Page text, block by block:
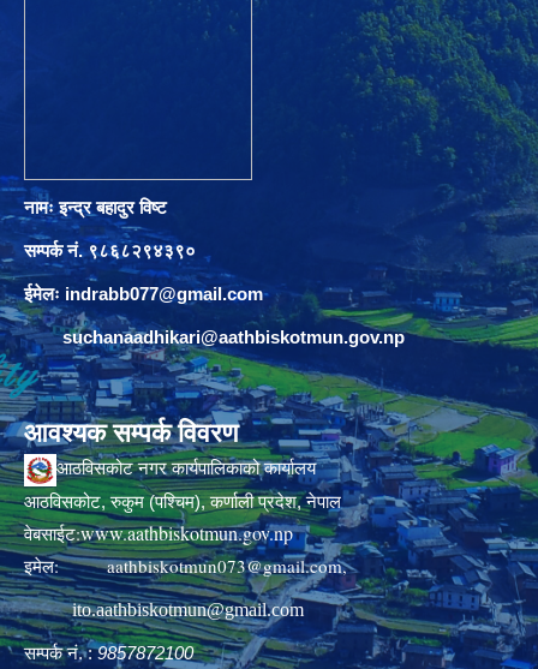
नामः इन्द्र बहादुर विष्ट
सम्पर्क नं. ९८६८२९४३९०
ईमेलः indrabb077@gmail.com
suchanaadhikari@aathbiskotmun.gov.np
आवश्यक सम्पर्क विवरण
आठविसकोट नगर कार्यपालिकाको कार्यालय
आठविसकोट, रुकुम (पश्चिम), कर्णाली प्रदेश, नेपाल
वेबसाईट:www.aathbiskotmun.gov.np
इमेल:aathbiskotmun073@gmail.com,
ito.aathbiskotmun@gmail.com
सम्पर्क नं. :9857872100